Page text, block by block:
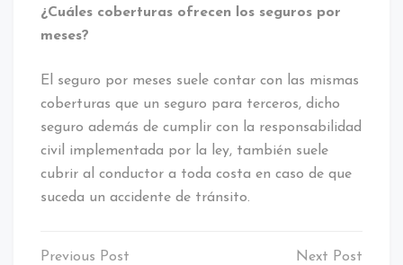
¿Cuáles coberturas ofrecen los seguros por
meses?
El seguro por meses suele contar con las mismas
coberturas que un seguro para terceros, dicho
seguro además de cumplir con la responsabilidad
civil implementada por la ley, también suele
cubrir al conductor a toda costa en caso de que
suceda un accidente de tránsito.
Navegación